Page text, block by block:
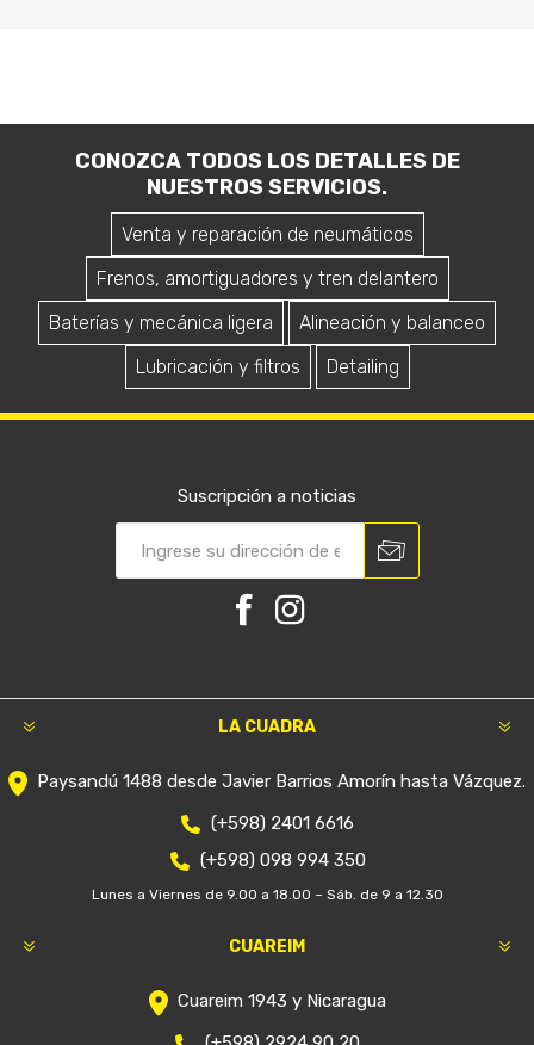
CONOZCA TODOS LOS DETALLES DE
NUESTROS SERVICIOS.
Venta y reparación de neumáticos
Frenos, amortiguadores y tren delantero
Baterías y mecánica ligera
Alineación y balanceo
Lubricación y filtros
Detailing
Suscripción a noticias
LA CUADRA
Paysandú 1488 desde Javier Barrios Amorín hasta Vázquez.
(+598) 2401 6616
(+598) 098 994 350
Lunes a Viernes de 9.00 a 18.00 – Sáb. de 9 a 12.30
CUAREIM
Cuareim 1943 y Nicaragua